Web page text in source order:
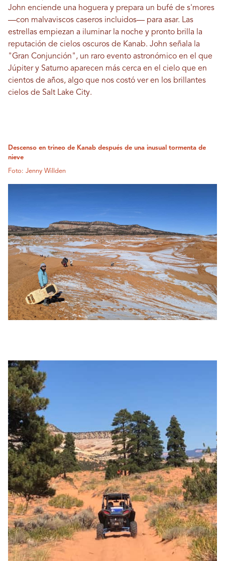
John enciende una hoguera y prepara un bufé de s'mores
—con malvaviscos caseros incluidos— para asar. Las
estrellas empiezan a iluminar la noche y pronto brilla la
reputación de cielos oscuros de Kanab. John señala la
"Gran Conjunción", un raro evento astronómico en el que
Júpiter y Saturno aparecen más cerca en el cielo que en
cientos de años, algo que nos costó ver en los brillantes
cielos de Salt Lake City.
Descenso en trineo de Kanab después de una inusual tormenta de
nieve
Foto: Jenny Willden